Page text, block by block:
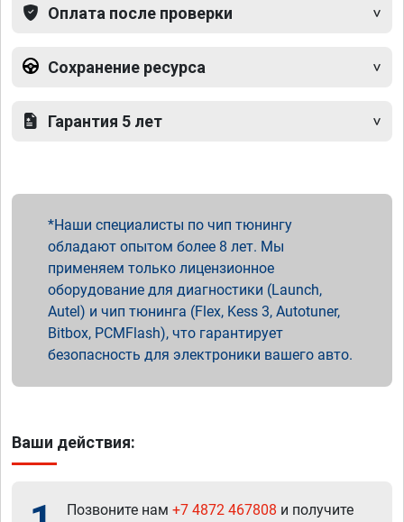
Оплата после проверки
Сохранение ресурса
Гарантия 5 лет
Наши специалисты по чип тюнингу
обладают опытом более 8 лет. Мы
применяем только лицензионное
оборудование для диагностики (Launch,
Autel) и чип тюнинга (Flex, Kess 3, Autotuner,
Bitbox, PCMFlash), что гарантирует
безопасность для электроники вашего авто.
Ваши действия:
Позвоните нам +7 4872 467808 и получите